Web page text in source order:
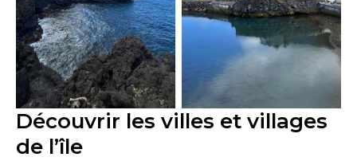
Découvrir les villes et villages
de l’île